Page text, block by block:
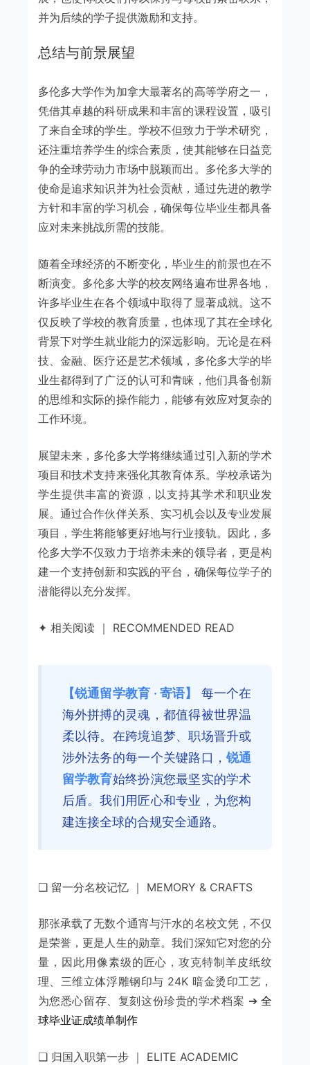
并为后续的学子提供激励和支持。
总结与前景展望
多伦多大学作为加拿大最著名的高等学府之一，
凭借其卓越的科研成果和丰富的课程设置，吸引
了来自全球的学生。学校不但致力于学术研究，
还注重培养学生的综合素质，使其能够在日益竞
争的全球劳动力市场中脱颖而出。多伦多大学的
使命是追求知识并为社会贡献，通过先进的教学
方针和丰富的学习机会，确保每位毕业生都具备
应对未来挑战所需的技能。
随着全球经济的不断变化，毕业生的前景也在不
断演变。多伦多大学的校友网络遍布世界各地，
许多毕业生在各个领域中取得了显著成就。这不
仅反映了学校的教育质量，也体现了其在全球化
背景下对学生就业能力的深远影响。无论是在科
技、金融、医疗还是艺术领域，多伦多大学的毕
业生都得到了广泛的认可和青睐，他们具备创新
的思维和实际的操作能力，能够有效应对复杂的
工作环境。
展望未来，多伦多大学将继续通过引入新的学术
项目和技术支持来强化其教育体系。学校承诺为
学生提供丰富的资源，以支持其学术和职业发
展。通过合作伙伴关系、实习机会以及专业发展
项目，学生将能够更好地与行业接轨。因此，多
伦多大学不仅致力于培养未来的领导者，更是构
建一个支持创新和实践的平台，确保每位学子的
潜能得以充分发挥。
✦ 相关阅读 ｜ RECOMMENDED READ
【锐通留学教育 · 寄语】
每一个在
海外拼搏的灵魂，都值得被世界温
柔以待。在跨境追梦、职场晋升或
涉外法务的每一个关键路口，锐通
留学教育始终扮演您最坚实的学术
后盾。我们用匠心和专业，为您构
建连接全球的合规安全通路。
❑ 留一分名校记忆 ｜ MEMORY & CRAFTS
那张承载了无数个通宵与汗水的名校文凭，不仅
是荣誉，更是人生的勋章。我们深知它对您的分
量，因此用像素级的匠心，攻克特制羊皮纸纹
理、三维立体浮雕钢印与 24K 暗金烫印工艺，
为您悉心留存、复刻这份珍贵的学术档案 ➔全
球毕业证成绩单制作
❑ 归国入职第一步 ｜ ELITE ACADEMIC